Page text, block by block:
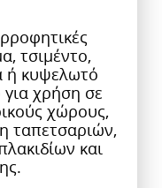
τσιμέντο,
ή κυψελωτό
χρήση σε
χώρους,
ταπετσαριών,
και